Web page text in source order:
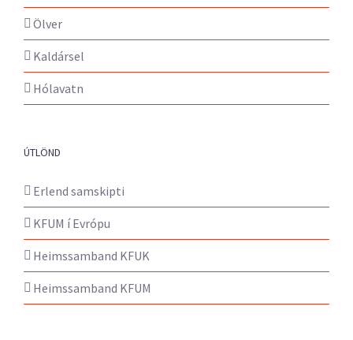
Ölver
Kaldársel
Hólavatn
ÚTLÖND
Erlend samskipti
KFUM í Evrópu
Heimssamband KFUK
Heimssamband KFUM